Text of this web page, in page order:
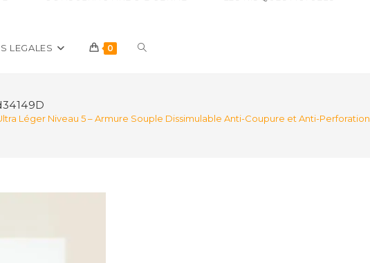
LEGALES 0 Toggle
Léger Niveau 5 – Armure Souple Dissimulable Anti-Coupure et Anti-Perforation